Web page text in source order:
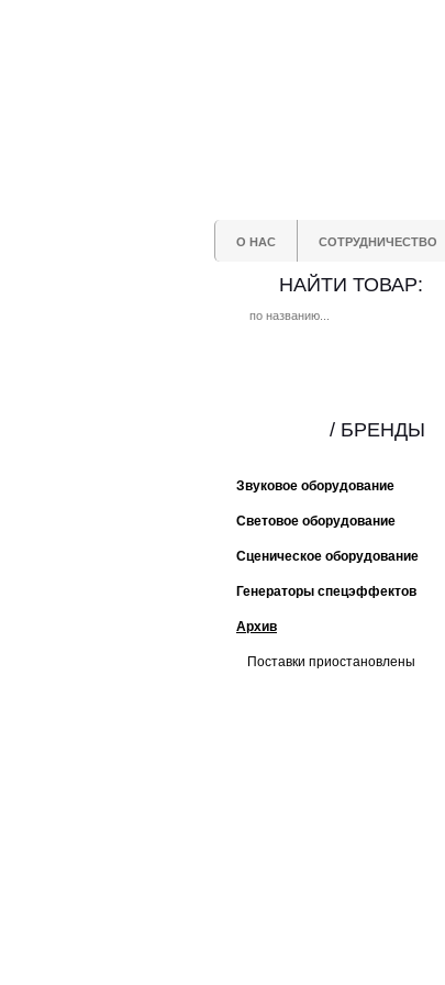
О НАС СОТРУДНИЧЕСТВО
НАЙТИ ТОВАР:
Звуковое оборудование
Световое оборудование
Сценическое оборудование
Генераторы спецэффектов
Архив
Поставки приостановлены
/ БРЕНДЫ